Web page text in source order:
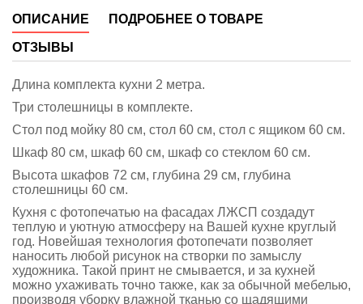
ОПИСАНИЕ
ПОДРОБНЕЕ О ТОВАРЕ
ОТЗЫВЫ
Длина комплекта кухни 2 метра.
Три столешницы в комплекте.
Стол под мойку 80 см, стол 60 см, стол с ящиком 60 см.
Шкаф 80 см, шкаф 60 см, шкаф со стеклом 60 см.
Высота шкафов 72 см, глубина 29 см, глубина
столешницы 60 см.
Кухня с фотопечатью на фасадах ЛЖСП создадут
теплую и уютную атмосферу на Вашей кухне круглый
год. Новейшая технология фотопечати позволяет
наносить любой рисунок на створки по замыслу
художника. Такой принт не смывается, и за кухней
можно ухаживать точно также, как за обычной мебелью,
производя уборку влажной тканью со щадящими